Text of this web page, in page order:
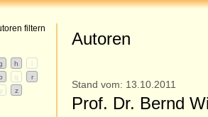
Autoren
Stand vom: 13.10.2011
Prof. Dr. Bernd
filtern